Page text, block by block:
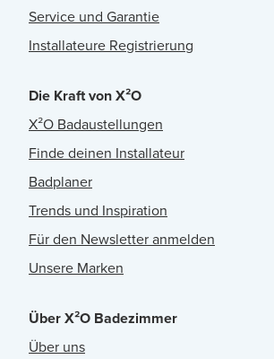
Service und Garantie
Installateure Registrierung
Die Kraft von X²O
X²O Badaustellungen
Finde deinen Installateur
Badplaner
Trends und Inspiration
Für den Newsletter anmelden
Unsere Marken
Über X²O Badezimmer
Über uns